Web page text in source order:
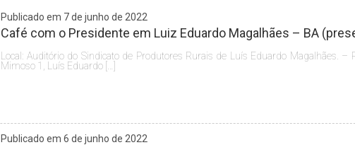
Publicado em 7 de junho de 2022
Café com o Presidente em Luiz Eduardo Magalhães – BA
Local: Auditório do Sindicato de Produtores Rurais de Luís Eduardo Magalhães. –
Mimoso 1, Luís Eduardo […]
Publicado em 6 de junho de 2022